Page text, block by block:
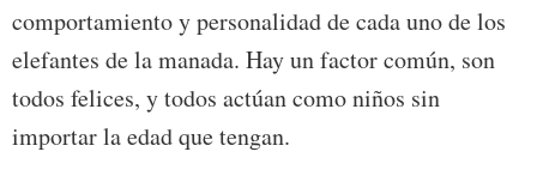
comportamiento y personalidad de cada uno de los
elefantes de la manada. Hay un factor común, son
todos felices, y todos actúan como niños sin
importar la edad que tengan.